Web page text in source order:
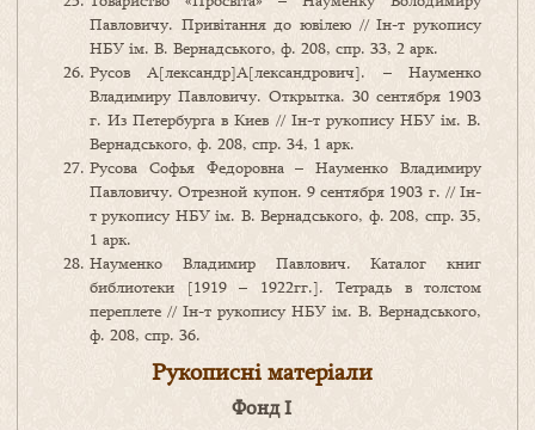
Павловичу. Привітання до ювілею // Ін-т рукопису
НБУ ім. В. Вернадського, ф. 208, спр. 33, 2 арк.
Русов А[лександр]А[лександрович]. – Науменко
Владимиру Павловичу. Открытка. 30 сентября 1903
г. Из Петербурга в Киев // Ін-т рукопису НБУ ім. В.
Вернадського, ф. 208, спр. 34, 1 арк.
Русова Софья Федоровна – Науменко Владимиру
Павловичу. Отрезной купон. 9 сентября 1903 г. // Ін-
т рукопису НБУ ім. В. Вернадського, ф. 208, спр. 35,
1 арк.
Науменко Владимир Павлович. Каталог книг
библиотеки [1919 – 1922гг.]. Тетрадь в толстом
переплете // Ін-т рукопису НБУ ім. В. Вернадського,
ф. 208, спр. 36.
Рукописні матеріали
Фонд І